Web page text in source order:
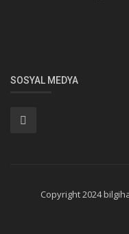
SOSYAL MEDYA
Copyright 2024